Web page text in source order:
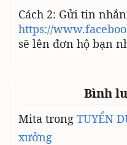
I
N
H
Ở
A
Cách 2: Gửi tin
https://
sẽ lên đơn hộ bạn
Bình
Mita trong TUYỂN
xưởng